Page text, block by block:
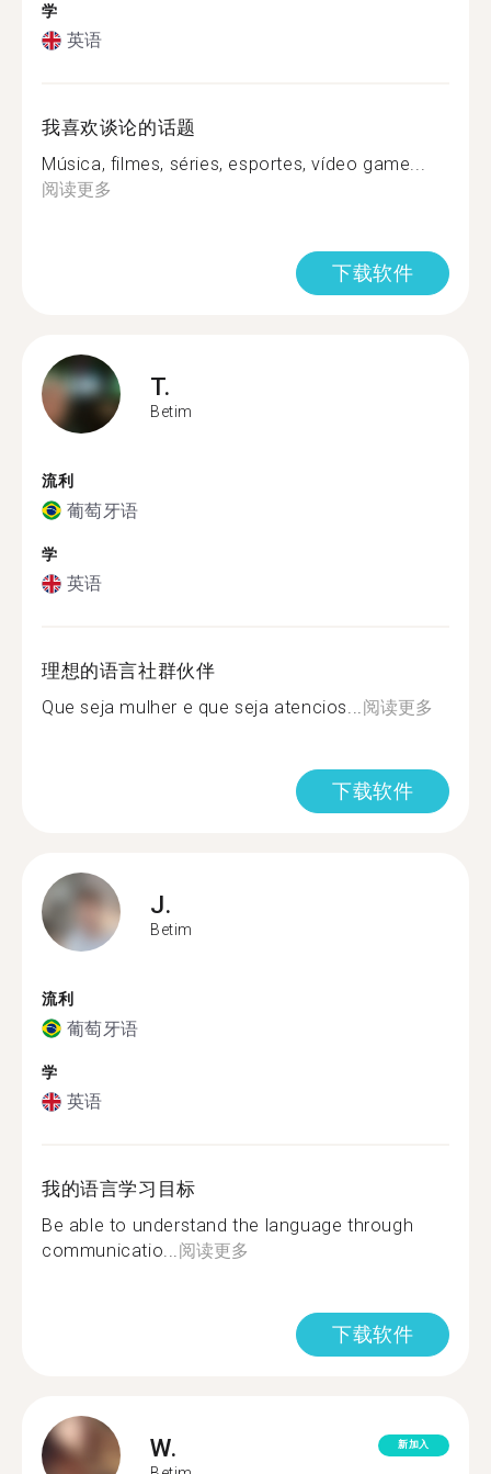
学
英语
我喜欢谈论的话题
Música, filmes, séries, esportes, vídeo game...
阅读更多
下载软件
T.
Betim
流利
葡萄牙语
学
英语
理想的语言社群伙伴
Que seja mulher e que seja atencios...阅读更多
下载软件
J.
Betim
流利
葡萄牙语
学
英语
我的语言学习目标
Be able to understand the language through
communicatio...阅读更多
下载软件
W. 新加入